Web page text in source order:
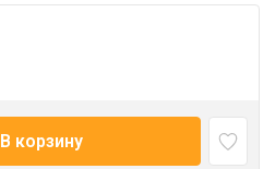
В корзину